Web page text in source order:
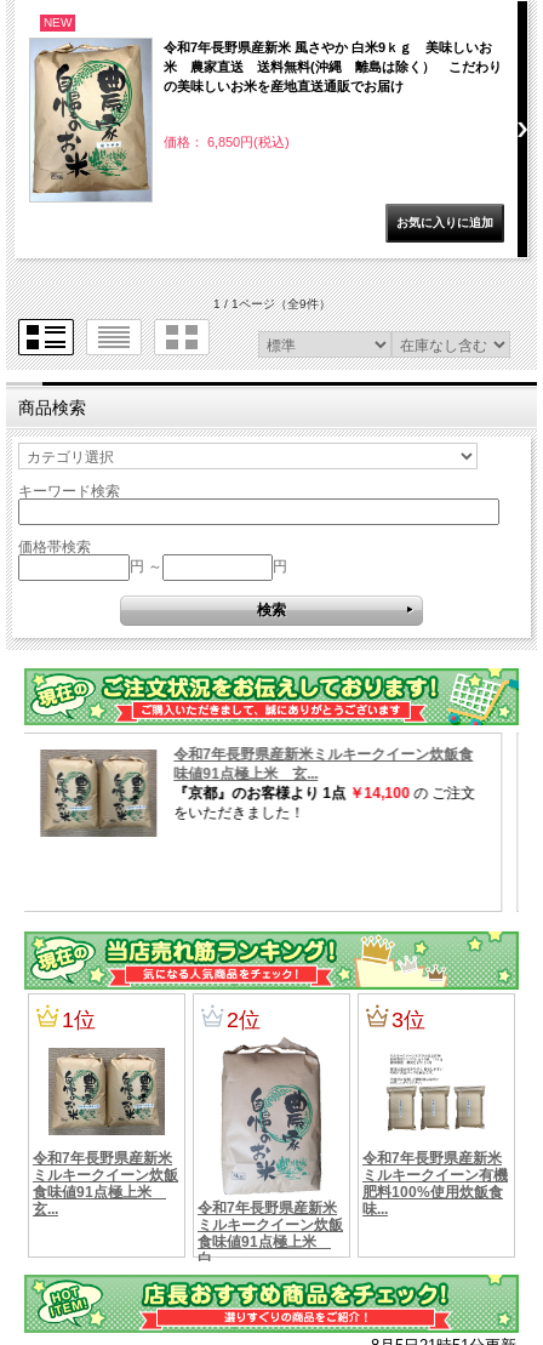
NEW
令和7年長野県産新米 風さやか 白米9ｋｇ 美味しいお
米 農家直送 送料無料(沖縄 離島は除く） こだわり
の美味しいお米を産地直送通販でお届け
価格： 6,850円(税込)
1 / 1ページ（全9件）
商品検索
キーワード検索
価格帯検索
円 ～
円